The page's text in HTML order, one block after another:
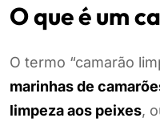
O que é um
O termo “camarão
marinhas de
limpeza aos peixes,